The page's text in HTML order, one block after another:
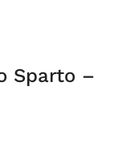
Sparto –